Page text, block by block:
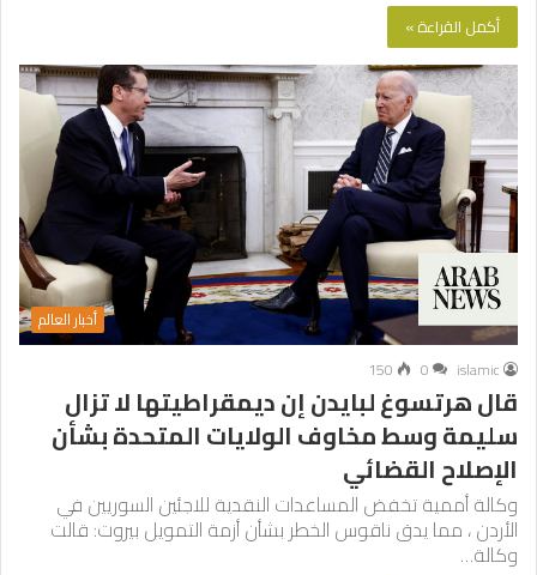
أكمل القراءة »
أخبار العالم
islamic
0
150
قال هرتسوغ لبايدن إن ديمقراطيتها لا تزال
سليمة وسط مخاوف الولايات المتحدة بشأن
الإصلاح القضائي
وكالة أممية تخفض المساعدات النقدية للاجئين السوريين في
الأردن ، مما يدق ناقوس الخطر بشأن أزمة التمويل بيروت: قالت
وكالة…